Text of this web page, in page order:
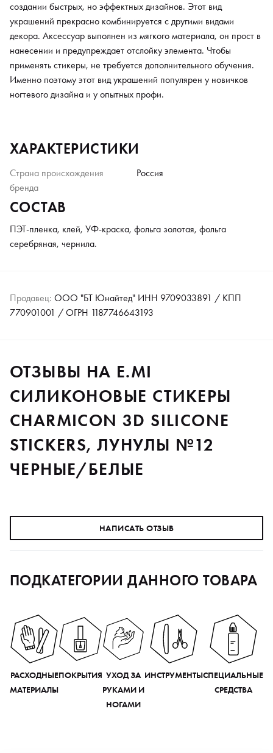
создании быстрых, но эффектных дизайнов. Этот вид
украшений прекрасно комбинируется с другими видами
декора. Аксессуар выполнен из мягкого материала, он прост в
нанесении и предупреждает отслойку элемента. Чтобы
применять стикеры, не требуется дополнительного обучения.
Именно поэтому этот вид украшений популярен у новичков
ногтевого дизайна и у опытных профи.
ХАРАКТЕРИСТИКИ
Страна происхождения
бренда
Россия
СОСТАВ
ПЭТ-пленка, клей, УФ-краска, фольга золотая, фольга
серебряная, чернила.
Продавец: ООО "БТ Юнайтед" ИНН 9709033891 / КПП
770901001 / ОГРН 1187746643193
ОТЗЫВЫ НА E.MI
СИЛИКОНОВЫЕ СТИКЕРЫ
CHARMICON 3D SILICONE
STICKERS, ЛУНУЛЫ №12
ЧЕРНЫЕ/БЕЛЫЕ
НАПИСАТЬ ОТЗЫВ
ПОДКАТЕГОРИИ ДАННОГО ТОВАРА
РАСХОДНЫЕ
МАТЕРИАЛЫ
ПОКРЫТИЯ УХОД ЗА
РУКАМИ И
НОГАМИ
ИНСТРУМЕНТЫСПЕЦИАЛЬНЫЕ
СРЕДСТВА